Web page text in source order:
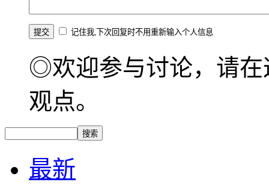
记住我,下次回复时不用重新输入个人信息
◎欢迎参与讨论，请在
观点。
最新